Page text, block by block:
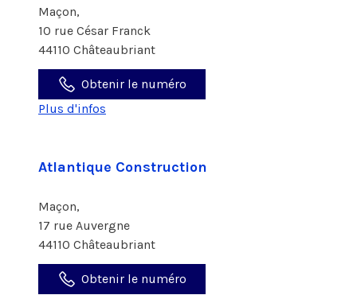
Maçon,
10 rue César Franck
44110 Châteaubriant
Obtenir le numéro
Plus d'infos
Atlantique Construction
Maçon,
17 rue Auvergne
44110 Châteaubriant
Obtenir le numéro